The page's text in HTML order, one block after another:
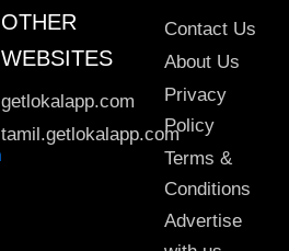
OTHER
WEBSITES
getlokalapp.com
tamil.getlokalapp.com
Contact Us
About Us
Privacy
Policy
Terms &
Conditions
Advertise